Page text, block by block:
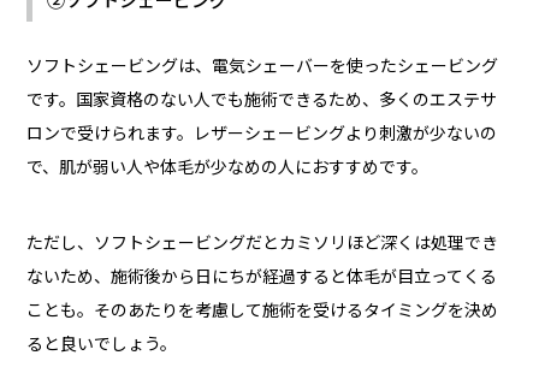
ソフトシェービングは、電気シェーバーを使ったシェービング
です。国家資格のない人でも施術できるため、多くのエステサ
ロンで受けられます。レザーシェービングより刺激が少ないの
で、肌が弱い人や体毛が少なめの人におすすめです。
ただし、ソフトシェービングだとカミソリほど深くは処理でき
ないため、施術後から日にちが経過すると体毛が目立ってくる
ことも。そのあたりを考慮して施術を受けるタイミングを決め
ると良いでしょう。